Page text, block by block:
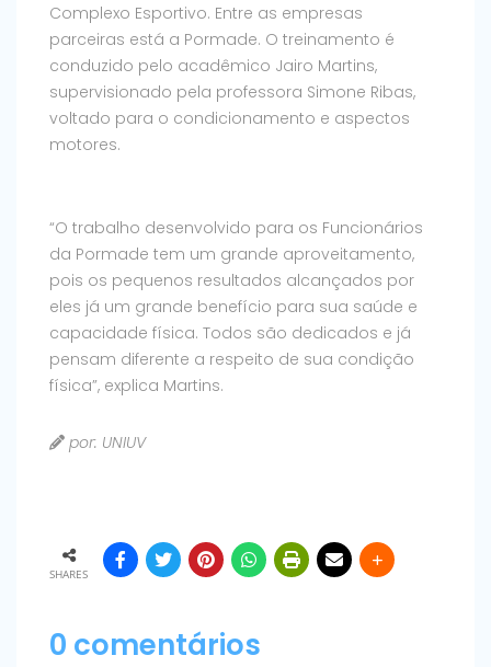
Complexo Esportivo. Entre as empresas
parceiras está a Pormade. O treinamento é
conduzido pelo acadêmico Jairo Martins,
supervisionado pela professora Simone Ribas,
voltado para o condicionamento e aspectos
motores.
“O trabalho desenvolvido para os Funcionários
da Pormade tem um grande aproveitamento,
pois os pequenos resultados alcançados por
eles já um grande benefício para sua saúde e
capacidade física. Todos são dedicados e já
pensam diferente a respeito de sua condição
física”, explica Martins.
por: UNIUV
SHARES
0 comentários